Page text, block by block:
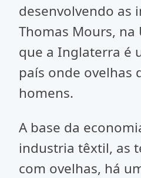
desenvolvendo as
Thomas Mours, na
que a Inglaterra é
país onde ovelhas
homens.
A base da
industria têxtil, as
com ovelhas, há